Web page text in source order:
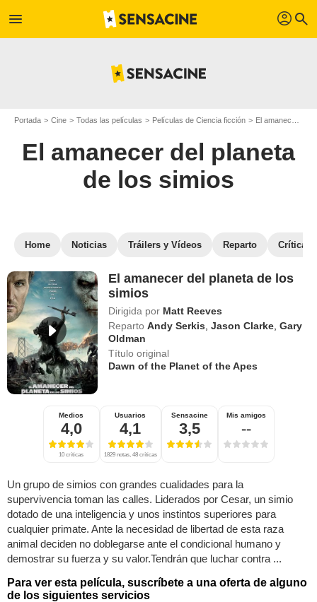
menu profil search
Portada Cine Todas las películas Películas de Ciencia ficción El amanecer del planeta de los simios
El amanecer del planeta
de los simios
Home Noticias Tráilers y Vídeos Reparto Críticas
El amanecer del planeta de los
simios
Dirigida por Matt Reeves
Reparto Andy Serkis ,Jason Clarke ,Gary
Oldman
Título original
Dawn of the Planet of the Apes
Medios
4,0
10 críticas
Usuarios
4,1
1829 notas, 48 críticas
Sensacine
3,5
Mis amigos
--
Un grupo de simios con grandes cualidades para la
supervivencia toman las calles. Liderados por Cesar, un simio
dotado de una inteligencia y unos instintos superiores para
cualquier primate. Ante la necesidad de libertad de esta raza
animal deciden no doblegarse ante el condicional humano y
demostrar su fuerza y su valor.Tendrán que luchar contra ...
Para ver esta película, suscríbete a una oferta de alguno
de los siguientes servicios